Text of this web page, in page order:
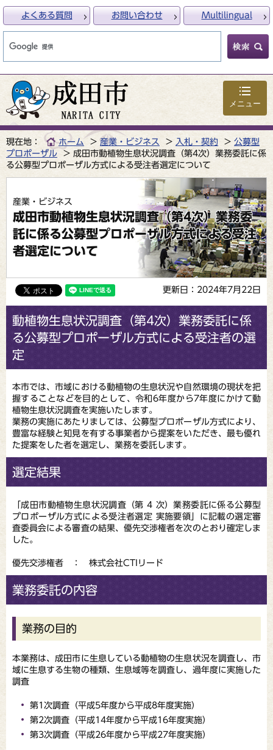
メニュー
よくある質問 お問い合わせ Multilingual
現在地： ホーム 産業・ビジネス 入札・契約
公募型
プロポーザル
成田市動植物生息状況調査（第4次）業務委託に係
る公募型プロポーザル方式による受注者選定について
産業・ビジネス
成田市動植物生息状況調査（第4次）業務委
託に係る公募型プロポーザル方式による受注
者選定について
更新日：2024年7月22日
動植物生息状況調査（第4次）業務委託に係
る公募型プロポーザル方式による受注者の選
定
本市では、市域における動植物の生息状況や自然環境の現状を把
握することなどを目的として、令和6年度から7年度にかけて動
植物生息状況調査を実施いたします。
業務の実施にあたりましては、公募型プロポーザル方式により、
豊富な経験と知見を有する事業者から提案をいただき、最も優れ
た提案をした者を選定し、業務を委託します。
選定結果
「成田市動植物生息状況調査（第 4 次）業務委託に係る公募型
プロポーザル方式による受注者選定 実施要領」に記載の選定審
査委員会による審査の結果、優先交渉権者を次のとおり確定しま
した。
優先交渉権者 ： 株式会社CTIリード
業務委託の内容
業務の目的
本業務は、成田市に生息している動植物の生息状況を調査し、市
域に生息する生物の種類、生息域等を調査し、過年度に実施した
調査
第1次調査（平成5年度から平成8年度実施）
第2次調査（平成14年度から平成16年度実施）
第3次調査（平成26年度から平成27年度実施）